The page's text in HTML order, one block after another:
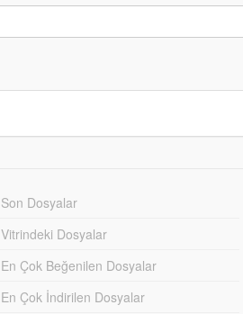
Son Dosyalar
Vitrindeki Dosyalar
En Çok Beğenilen Dosyalar
En Çok İndirilen Dosyalar